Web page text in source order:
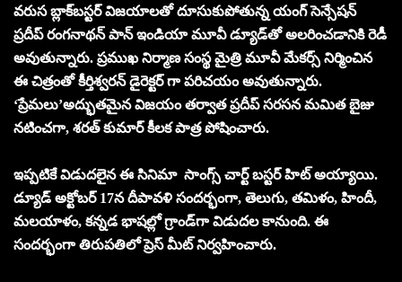
వరుస బ్లాక్‌బస్టర్‌ విజయాలతో దూసుకుపోతున్న యంగ్ సెన్సేషన్
ప్రదీప్ రంగనాథన్ పాన్ ఇండియా మూవీ డ్యూడ్‌తో అలరించడానికి రెడీ
అవుతున్నారు. ప్రముఖ నిర్మాణ సంస్థ మైత్రి మూవీ మేకర్స్ నిర్మించిన
ఈ చిత్రంతో కీర్తిశ్వరన్ డైరెక్టర్ గా పరిచయం అవుతున్నారు.
‘ప్రేమలు’అద్భుతమైన విజయం తర్వాత ప్రదీప్ సరసన మమిత బైజు
నటించగా, శరత్ కుమార్ కీలక పాత్ర పోషించారు.
ఇప్పటికే విడుదలైన ఈ సినిమా సాంగ్స్ చార్ట్ బస్టర్ హిట్ అయ్యాయి.
డ్యూడ్ అక్టోబర్ 17న దీపావళి సందర్భంగా, తెలుగు, తమిళం, హిందీ,
మలయాళం, కన్నడ భాషల్లో గ్రాండ్‌గా విడుదల కానుంది. ఈ
సందర్భంగా తిరుపతిలో ప్రెస్ మీట్ నిర్వహించారు.